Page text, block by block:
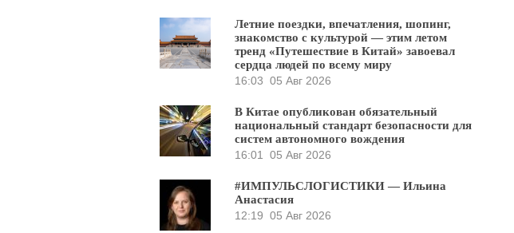
Летние поездки, впечатления, шопинг,
знакомство с культурой — этим летом
тренд «Путешествие в Китай» завоевал
сердца людей по всему миру
16:03 05 Авг 2026
В Китае опубликован обязательный
национальный стандарт безопасности для
систем автономного вождения
16:01
05 Авг 2026
#ИМПУЛЬСЛОГИСТИКИ — Ильина
Анастасия
12:19 05 Авг 2026